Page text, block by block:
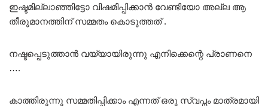
ഇഷ്ടമില്ലാഞ്ഞിട്ടോ വിഷമിപ്പിക്കാൻ വേണ്ടിയോ അല്ല ആ
തീരുമാനത്തിന് സമ്മതം കൊടുത്തത് .
നഷ്ടപ്പെടുത്താൻ വയ്യായിരുന്നു എനിക്കെന്റെ പ്രാണനെ
….
കാത്തിരുന്നു സമ്മതിപ്പിക്കാം എന്നത് ഒരു സ്വപ്നം മാത്രമായി